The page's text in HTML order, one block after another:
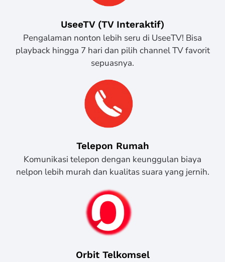
UseeTV (TV Interaktif)
Pengalaman nonton lebih seru di UseeTV! Bisa
playback hingga 7 hari dan pilih channel TV favorit
sepuasnya.
Telepon Rumah
Komunikasi telepon dengan keunggulan biaya
nelpon lebih murah dan kualitas suara yang jernih.
Orbit Telkomsel